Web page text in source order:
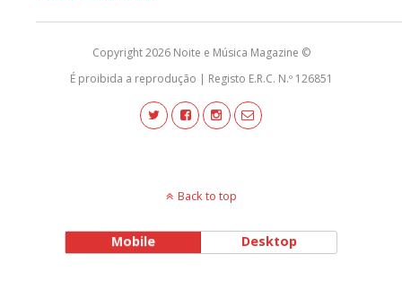
Copyright 2026 Noite e Música Magazine ©
É proibida a reprodução | Registo E.R.C. N.º 126851
Back to top
Mobile Desktop